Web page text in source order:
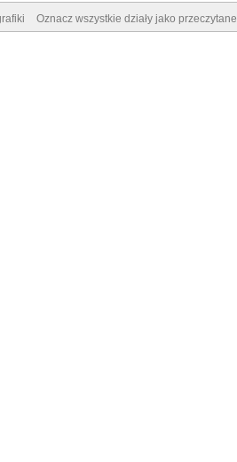
Oznacz wszystkie działy jako przeczytane